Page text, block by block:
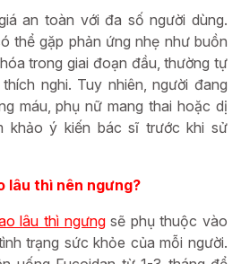
an toàn với đa số người dùng.
thể gặp phản ứng nhẹ như buồn
trong giai đoạn đầu, thường tự
nghi. Tuy nhiên, người đang
máu, phụ nữ mang thai hoặc dị
khảo ý kiến bác sĩ trước khi sử
lâu thì nên ngưng?
lâu thì ngưngsẽ phụ thuộc vào
trạng sức khỏe của mỗi người.